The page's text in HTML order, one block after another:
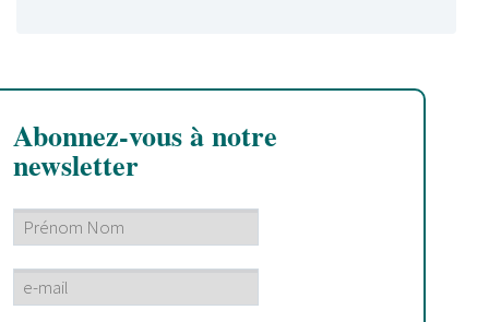
Abonnez-vous à notre
newsletter